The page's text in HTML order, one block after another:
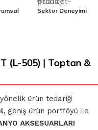
Sektör Deneyimi
(L-505) | Toptan &
ürün tedariği
, geniş ürün portföyü ile
AKSESUARLARI